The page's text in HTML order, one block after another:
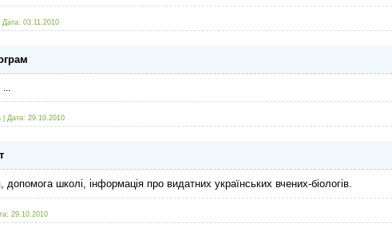
Дата: 03.11.2010
...
Дата: 29.10.2010
допомога школі, інформація про видатних українських вчених-біологів.
29.10.2010